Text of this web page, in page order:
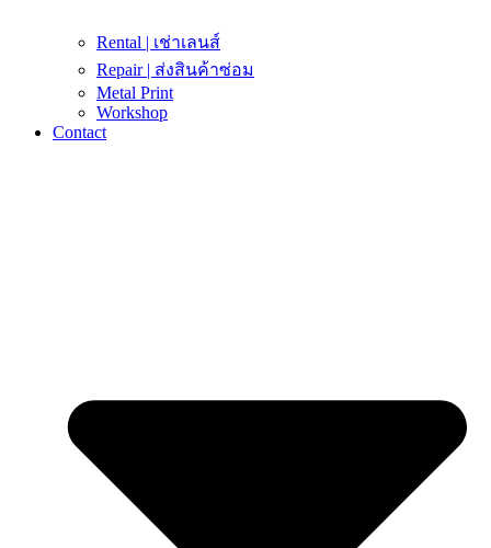
Rental | เช่าเลนส์
Repair | ส่งสินค้าซ่อม
Metal Print
Workshop
Contact